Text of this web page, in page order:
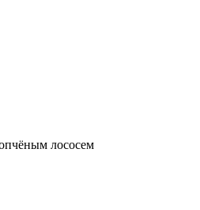
лососем